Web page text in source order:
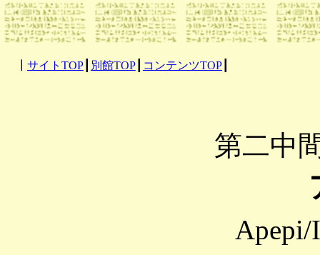
サイトTOP┃ 別館TOP┃ コンテンツTOP┃
第二中
Apepi/